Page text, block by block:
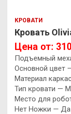
КРОВАТИ
Кровать
Цена от:
Подъемный
Основной цвет
Материал
Тип кровати —
Место для
Нет Ножки — Да